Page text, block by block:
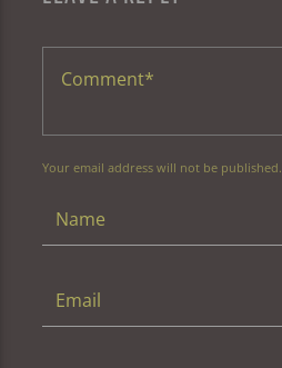
Your email address will not be published.